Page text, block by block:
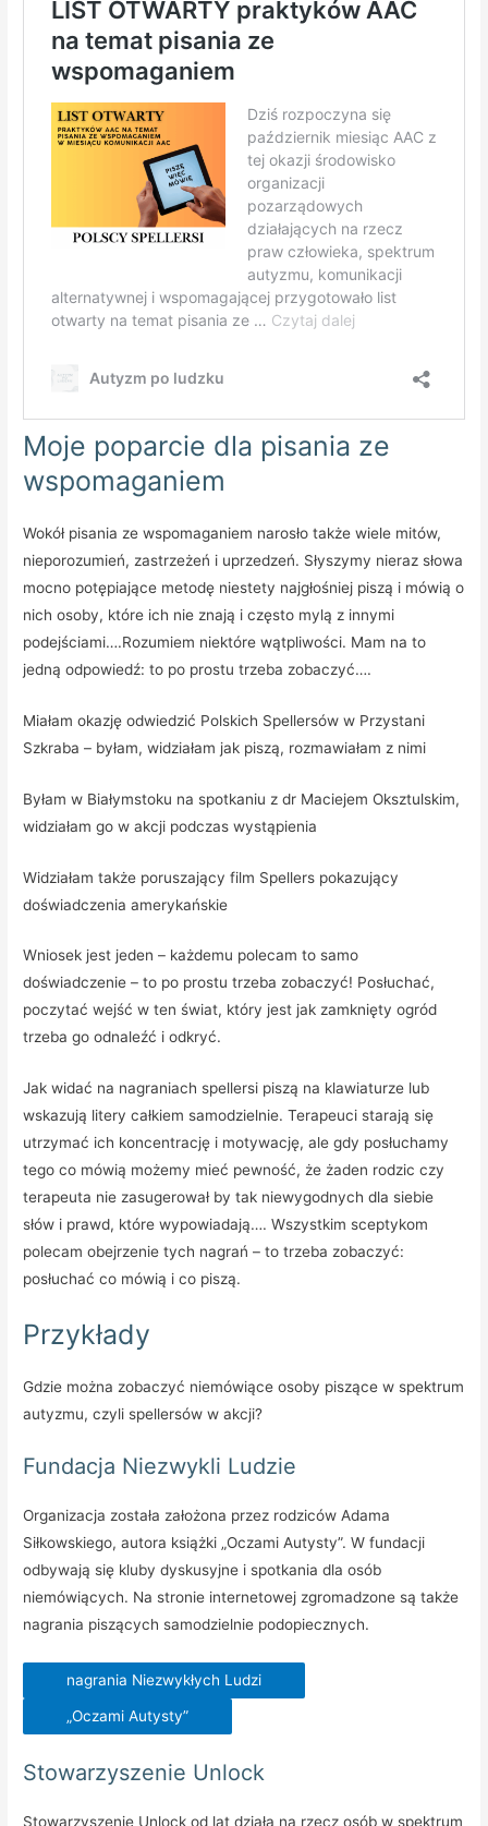
Moje poparcie dla pisania ze
wspomaganiem
Wokół pisania ze wspomaganiem narosło także wiele mitów,
nieporozumień, zastrzeżeń i uprzedzeń. Słyszymy nieraz słowa
mocno potępiające metodę niestety najgłośniej piszą i mówią o
nich osoby, które ich nie znają i często mylą z innymi
podejściami….Rozumiem niektóre wątpliwości. Mam na to
jedną odpowiedź: to po prostu trzeba zobaczyć….
Miałam okazję odwiedzić Polskich Spellersów w Przystani
Szkraba – byłam, widziałam jak piszą, rozmawiałam z nimi
Byłam w Białymstoku na spotkaniu z dr Maciejem Oksztulskim,
widziałam go w akcji podczas wystąpienia
Widziałam także poruszający film Spellers pokazujący
doświadczenia amerykańskie
Wniosek jest jeden – każdemu polecam to samo
doświadczenie – to po prostu trzeba zobaczyć! Posłuchać,
poczytać wejść w ten świat, który jest jak zamknięty ogród
trzeba go odnaleźć i odkryć.
Jak widać na nagraniach spellersi piszą na klawiaturze lub
wskazują litery całkiem samodzielnie. Terapeuci starają się
utrzymać ich koncentrację i motywację, ale gdy posłuchamy
tego co mówią możemy mieć pewność, że żaden rodzic czy
terapeuta nie zasugerował by tak niewygodnych dla siebie
słów i prawd, które wypowiadają…. Wszystkim sceptykom
polecam obejrzenie tych nagrań – to trzeba zobaczyć:
posłuchać co mówią i co piszą.
Przykłady
Gdzie można zobaczyć niemówiące osoby piszące w spektrum
autyzmu, czyli spellersów w akcji?
Fundacja Niezwykli Ludzie
Organizacja została założona przez rodziców Adama
Siłkowskiego, autora książki „Oczami Autysty”. W fundacji
odbywają się kluby dyskusyjne i spotkania dla osób
niemówiących. Na stronie internetowej zgromadzone są także
nagrania piszących samodzielnie podopiecznych.
nagrania Niezwykłych Ludzi
„Oczami Autysty”
Stowarzyszenie Unlock
Stowarzyszenie Unlock od lat działa na rzecz osób w spektrum